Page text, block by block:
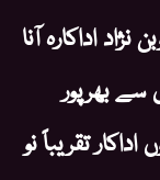
اداکارہ آنا
بھرپور
تقریباً نو